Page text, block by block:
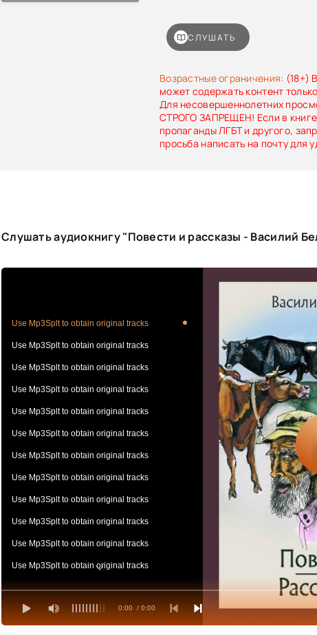
Возрастные ограничения: (18+)
может содержать контент
Для несовершеннолетних
СТРОГО ЗАПРЕЩЕН! Если в книге
пропаганды ЛГБТ и другого,
просьба написать на почту для
СЛУШАТЬ
Слушать аудиокнигу "Повести и рассказы - Василий
0:00 / 0:00
Use Mp3Splt to obtain original tracks
Use Mp3Splt to obtain original tracks
Use Mp3Splt to obtain original tracks
Use Mp3Splt to obtain original tracks
Use Mp3Splt to obtain original tracks
Use Mp3Splt to obtain original tracks
Use Mp3Splt to obtain original tracks
Use Mp3Splt to obtain original tracks
Use Mp3Splt to obtain original tracks
Use Mp3Splt to obtain original tracks
Use Mp3Splt to obtain original tracks
Use Mp3Splt to obtain original tracks
Use Mp3Splt to obtain original tracks
Use Mp3Splt to obtain original tracks